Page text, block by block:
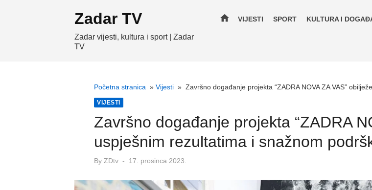
Zadar TV
Zadar vijesti, kultura i sport | Zadar
TV
home VIJESTI SPORT KULTURA I
Početna stranica » Vijesti » Završno događanje projekta “ZADRA NOVA ZA VAS”
VIJESTI
Završno događanje projekta “ZADRA
uspješnim rezultatima i snažnom
By ZDtv
Posted
17. prosinca 2023.